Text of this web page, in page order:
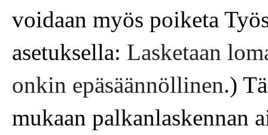
voidaan myös poiketa
asetuksella: Lasketaan
onkin epäsäännöllinen.)
mukaan palkanlaskennan